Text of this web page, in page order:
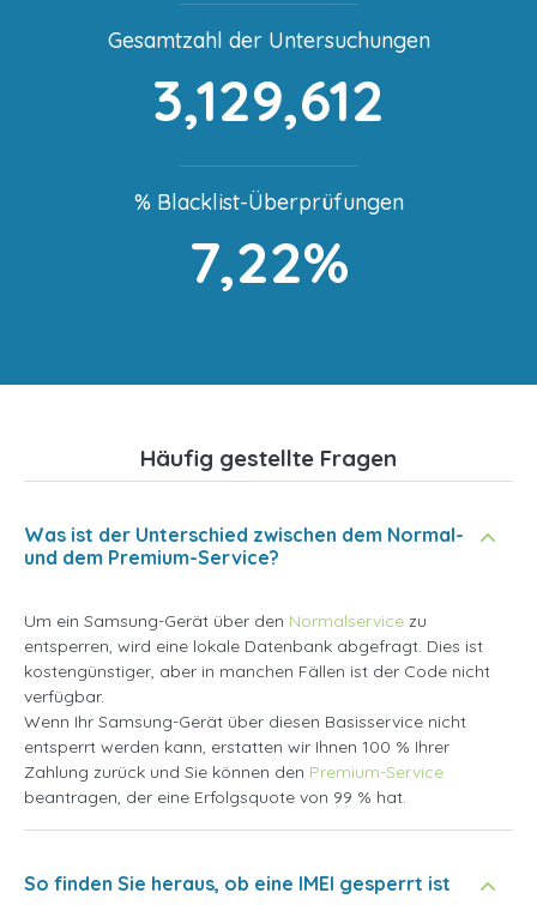
Gesamtzahl der Untersuchungen
3,129,612
% Blacklist-Überprüfungen
7,22%
Häufig gestellte Fragen
Was ist der Unterschied zwischen dem Normal-
und dem Premium-Service?
Um ein Samsung-Gerät über den Normalservice zu
entsperren, wird eine lokale Datenbank abgefragt. Dies ist
kostengünstiger, aber in manchen Fällen ist der Code nicht
verfügbar.
Wenn Ihr Samsung-Gerät über diesen Basisservice nicht
entsperrt werden kann, erstatten wir Ihnen 100 % Ihrer
Zahlung zurück und Sie können den Premium-Service
beantragen, der eine Erfolgsquote von 99 % hat.
So finden Sie heraus, ob eine IMEI gesperrt ist